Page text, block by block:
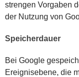
strengen Vorgaben
der Nutzung von
Speicherdauer
Bei Google
Ereignisebene, die